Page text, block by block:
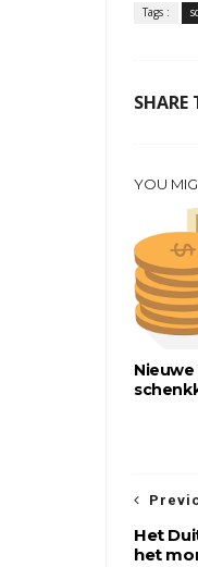
Tags :
SHARE
YOU
Het
het